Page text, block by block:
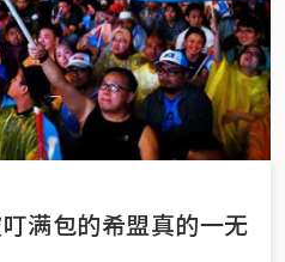
满包的希盟真的一无